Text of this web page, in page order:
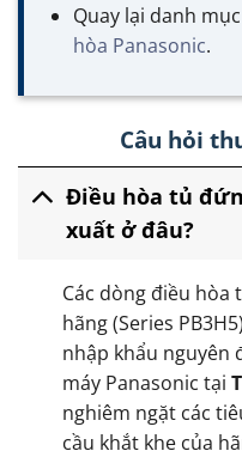
Quay lại danh
hòa Panasonic.
Câu hỏi
Điều hòa tủ
xuất ở đâu?
Các dòng điều hòa
hãng (Series
nhập khẩu nguyên
máy Panasonic tại
nghiêm ngặt các
cầu khắt khe của